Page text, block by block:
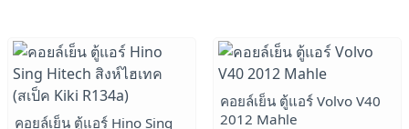
คอยล์เย็น ตู้แอร์ Hino Sing
คอยล์เย็น ตู้แอร์ Volvo V40
2012 Mahle